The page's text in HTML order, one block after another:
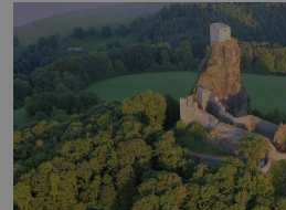
následovat. Vstupujeme na
Surat. Gu